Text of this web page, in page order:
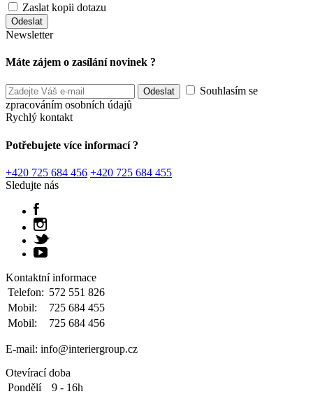
Zaslat kopii dotazu
Newsletter
Máte zájem o zasílání novinek ?
Souhlasím se
zpracováním osobních údajů
Rychlý kontakt
Potřebujete více informací ?
+420 725 684 456 +420 725 684 455
Sledujte nás
Kontaktní informace
Telefon: 572 551 826
Mobil:
725 684 455
Mobil:
725 684 456
E-mail: info@interiergroup.cz
Otevírací doba
Pondělí
9 - 16h